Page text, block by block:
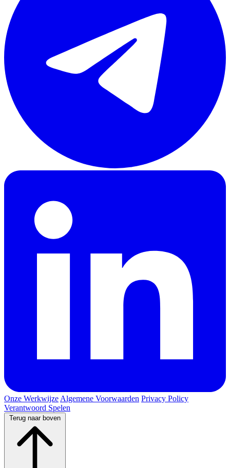
Onze Werkwijze Algemene Voorwaarden Privacy Policy
Verantwoord Spelen
Terug naar boven